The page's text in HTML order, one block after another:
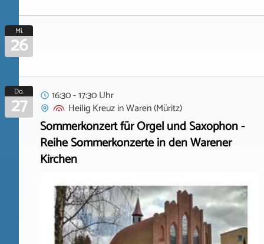
Mi.
26
Do.
27
16:30 - 17:30 Uhr
Heilig KreuzinWaren (Müritz)
Sommerkonzert für Orgel und Saxophon -
Reihe Sommerkonzerte in den Warener
Kirchen